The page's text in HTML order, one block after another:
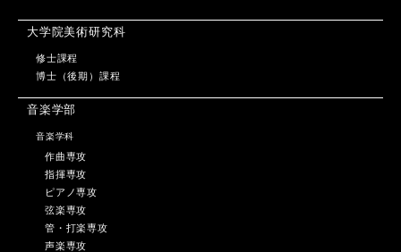
大学院美術研究科
修士課程
博士（後期）課程
音楽学部
音楽学科
作曲専攻
指揮専攻
ピアノ専攻
弦楽専攻
管・打楽専攻
声楽専攻